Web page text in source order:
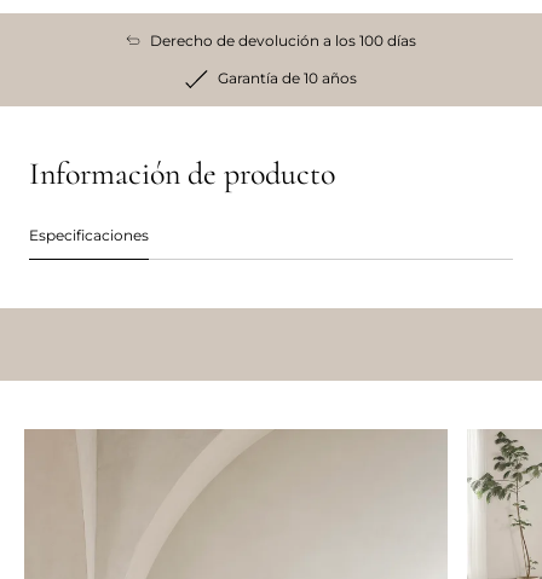
Derecho de devolución a los 100 días
Garantía de 10 años
Información de producto
Especificaciones